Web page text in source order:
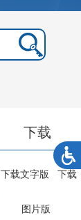
下载
下载文字版 下载
图片版